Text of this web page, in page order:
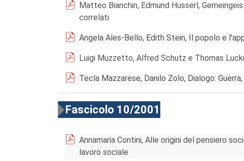
Matteo Bianchin, Edmund Husserl,
correlati
Angela Ales-Bello, Edith Stein, Il popolo e
Luigi Muzzetto, Alfred Schutz e Thomas
Tecla Mazzarese, Danilo Zolo, Dialogo:
Fascicolo 10/2001
Annamaria Contini, Alle origini del pensiero
lavoro sociale